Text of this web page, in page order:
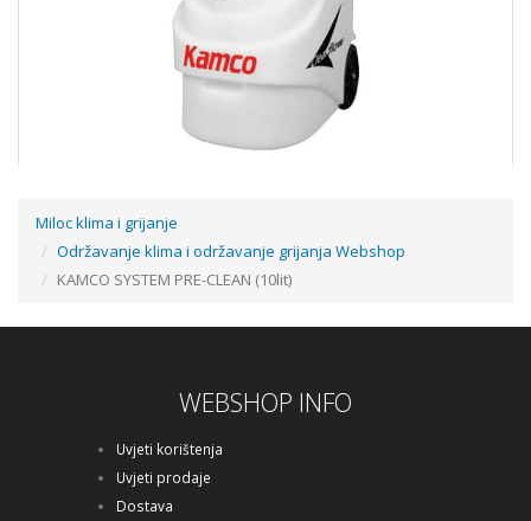
KAMCO SCALEBREAKER C90 PUMPA ZA ČIŠĆENJE KAMENCA
Miloc klima i grijanje
Održavanje klima i održavanje grijanja Webshop
KAMCO SYSTEM PRE-CLEAN (10lit)
WEBSHOP INFO
Uvjeti korištenja
Uvjeti prodaje
Dostava